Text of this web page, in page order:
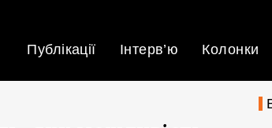
Публікації Інтерв’ю Колонки